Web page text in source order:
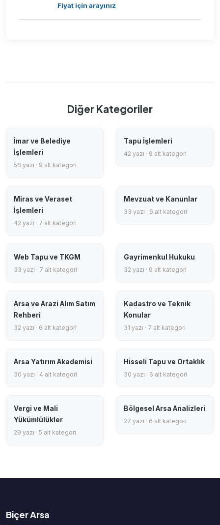
Fiyat için arayınız
Diğer Kategoriler
İmar ve Belediye
İşlemleri
58 yazı · 9 alt kategori
Tapu İşlemleri
42 yazı · 9 alt kategori
Miras ve Veraset
İşlemleri
42 yazı · 7 alt kategori
Mevzuat ve Kanunlar
33 yazı · 6 alt kategori
Web Tapu ve TKGM
33 yazı · 7 alt kategori
Gayrimenkul Hukuku
32 yazı · 9 alt kategori
Arsa ve Arazi Alım Satım
Rehberi
32 yazı · 6 alt kategori
Kadastro ve Teknik
Konular
31 yazı · 7 alt kategori
Arsa Yatırım Akademisi
30 yazı · 4 alt kategori
Hisseli Tapu ve Ortaklık
30 yazı · 6 alt kategori
Vergi ve Mali
Yükümlülükler
29 yazı · 5 alt kategori
Bölgesel Arsa Analizleri
27 yazı · 6 alt kategori
Biçer Arsa